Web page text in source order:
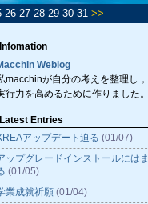
26 27 28 29 30 31 >>
Weblog
macchinが自分の考えを整理し，
行力を高めるために作りました。
Entries
アップデート迫る (01/07)
ップグレードインストールにはま
(01/05)
業成就祈願 (01/04)